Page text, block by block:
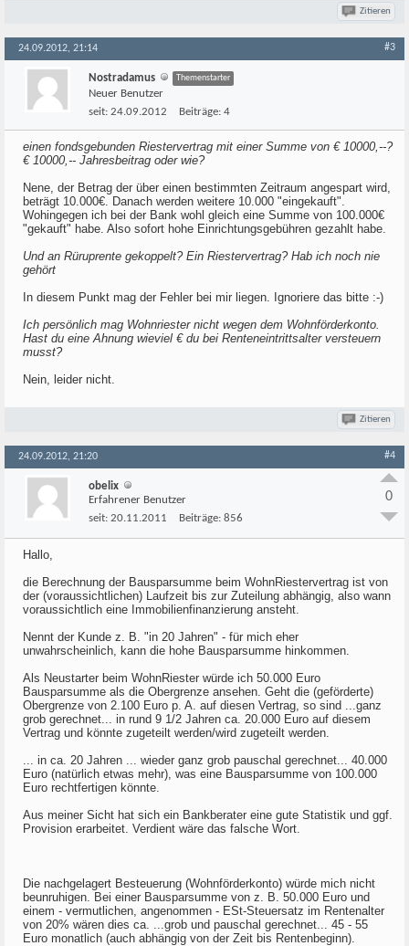
Zitieren
24.09.2012, 21:14 #3
Nostradamus Themenstarter
Neuer Benutzer
seit: 24.09.2012 Beiträge: 4
einen fondsgebunden Riestervertrag mit einer Summe von € 10000,--?
€ 10000,-- Jahresbeitrag oder wie?
Nene, der Betrag der über einen bestimmten Zeitraum angespart wird,
beträgt 10.000€. Danach werden weitere 10.000 "eingekauft".
Wohingegen ich bei der Bank wohl gleich eine Summe von 100.000€
"gekauft" habe. Also sofort hohe Einrichtungsgebühren gezahlt habe.
Und an Rüruprente gekoppelt? Ein Riestervertrag? Hab ich noch nie
gehört
In diesem Punkt mag der Fehler bei mir liegen. Ignoriere das bitte :-)
Ich persönlich mag Wohnriester nicht wegen dem Wohnförderkonto.
Hast du eine Ahnung wieviel € du bei Renteneintrittsalter versteuern
musst?
Nein, leider nicht.
Zitieren
24.09.2012, 21:20 #4
obelix
Erfahrener Benutzer
seit: 20.11.2011 Beiträge: 856
0
Hallo,
die Berechnung der Bausparsumme beim WohnRiestervertrag ist von
der (voraussichtlichen) Laufzeit bis zur Zuteilung abhängig, also wann
voraussichtlich eine Immobilienfinanzierung ansteht.
Nennt der Kunde z. B. "in 20 Jahren" - für mich eher
unwahrscheinlich, kann die hohe Bausparsumme hinkommen.
Als Neustarter beim WohnRiester würde ich 50.000 Euro
Bausparsumme als die Obergrenze ansehen. Geht die (geförderte)
Obergrenze von 2.100 Euro p. A. auf diesen Vertrag, so sind ...ganz
grob gerechnet... in rund 9 1/2 Jahren ca. 20.000 Euro auf diesem
Vertrag und könnte zugeteilt werden/wird zugeteilt werden.
... in ca. 20 Jahren ... wieder ganz grob pauschal gerechnet... 40.000
Euro (natürlich etwas mehr), was eine Bausparsumme von 100.000
Euro rechtfertigen könnte.
Aus meiner Sicht hat sich ein Bankberater eine gute Statistik und ggf.
Provision erarbeitet. Verdient wäre das falsche Wort.
Die nachgelagert Besteuerung (Wohnförderkonto) würde mich nicht
beunruhigen. Bei einer Bausparsumme von z. B. 50.000 Euro und
einem - vermutlichen, angenommen - ESt-Steuersatz im Rentenalter
von 20% wären dies ca. ...grob und pauschal gerechnet... 45 - 55
Euro monatlich (auch abhängig von der Zeit bis Rentenbeginn).